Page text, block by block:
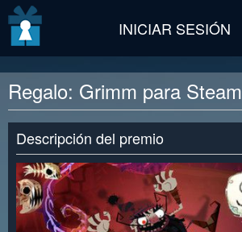
INICIAR SESIÓN
Regalo: Grimm para Steam
Descripción del premio